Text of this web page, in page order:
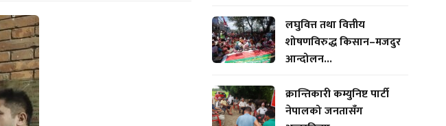
लघुवित्त तथा वित्तीय
शोषणविरुद्ध किसान–मजदुर
आन्दोलन...
क्रान्तिकारी कम्युनिष्ट पार्टी
नेपालको जनतासँग